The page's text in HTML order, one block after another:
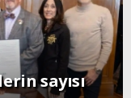
sayısı